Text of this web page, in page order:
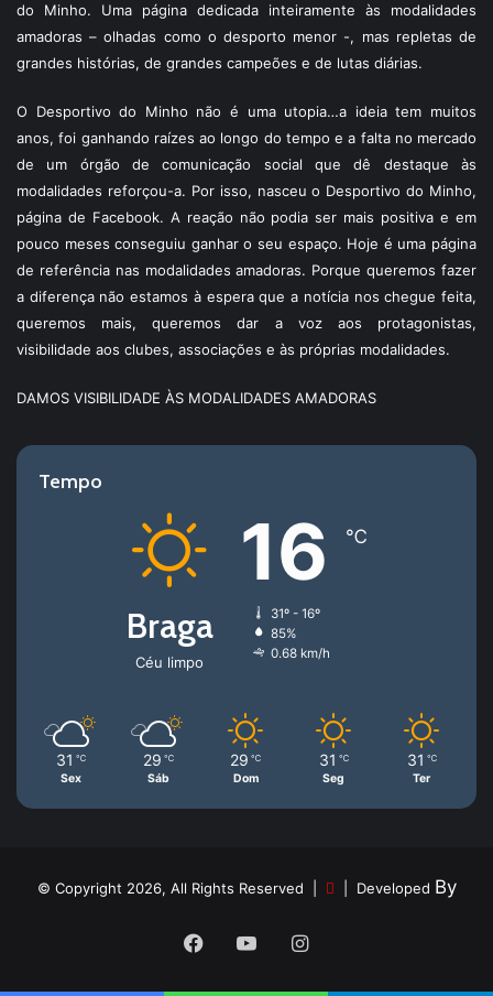
do Minho. Uma página dedicada inteiramente às modalidades
amadoras – olhadas como o desporto menor -, mas repletas de
grandes histórias, de grandes campeões e de lutas diárias.
O Desportivo do Minho não é uma utopia…a ideia tem muitos
anos, foi ganhando raízes ao longo do tempo e a falta no mercado
de um órgão de comunicação social que dê destaque às
modalidades reforçou-a. Por isso, nasceu o Desportivo do Minho,
página de Facebook. A reação não podia ser mais positiva e em
pouco meses conseguiu ganhar o seu espaço. Hoje é uma página
de referência nas modalidades amadoras. Porque queremos fazer
a diferença não estamos à espera que a notícia nos chegue feita,
queremos mais, queremos dar a voz aos protagonistas,
visibilidade aos clubes, associações e às próprias modalidades.
DAMOS VISIBILIDADE ÀS MODALIDADES AMADORAS
Tempo
Braga
Céu limpo
16 ℃
31º - 16º
85%
0.68 km/h
31 ℃
Sex
29 ℃
Sáb
29 ℃
Dom
31 ℃
Seg
31 ℃
Ter
© Copyright 2026, All Rights Reserved | | Developed By
FacebookYouTubeInstagram